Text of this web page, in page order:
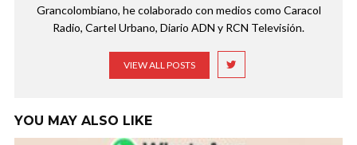
Grancolombiano, he colaborado con medios como Caracol
Radio, Cartel Urbano, Diario ADN y RCN Televisión.
VIEW ALL POSTS
YOU MAY ALSO LIKE